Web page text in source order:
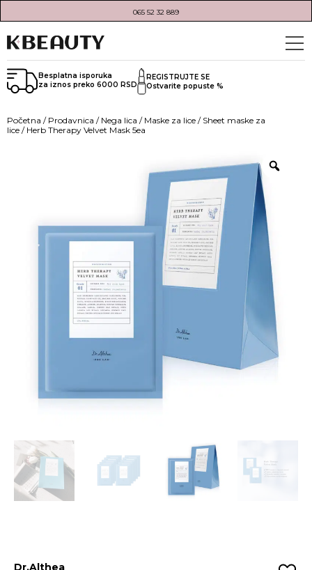
065 52 32 889
Besplatna isporuka
za iznos preko 6000 RSD
REGISTRUJTE SE
Ostvarite popuste %
Početna / Prodavnica / Nega lica / Maske za lice / Sheet maske za
lice / Herb Therapy Velvet Mask 5ea
Dr.Althea